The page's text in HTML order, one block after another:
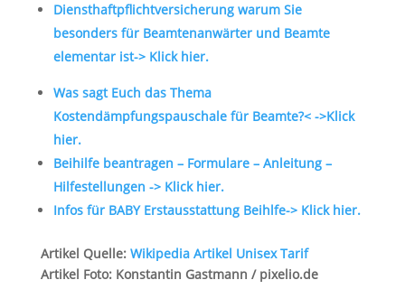
Diensthaftpflichtversicherung warum Sie
besonders für Beamtenanwärter und Beamte
elementar ist-> Klick hier.
Was sagt Euch das Thema
Kostendämpfungspauschale für Beamte?< ->Klick
hier.
Beihilfe beantragen – Formulare – Anleitung –
Hilfestellungen -> Klick hier.
Infos für BABY Erstausstattung Beihlfe-> Klick hier.
Artikel Quelle: Wikipedia Artikel Unisex Tarif
Artikel Foto: Konstantin Gastmann / pixelio.de